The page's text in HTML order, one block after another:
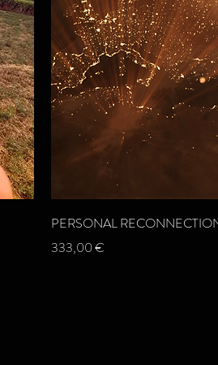
PERSONAL
Preis
333,00 €